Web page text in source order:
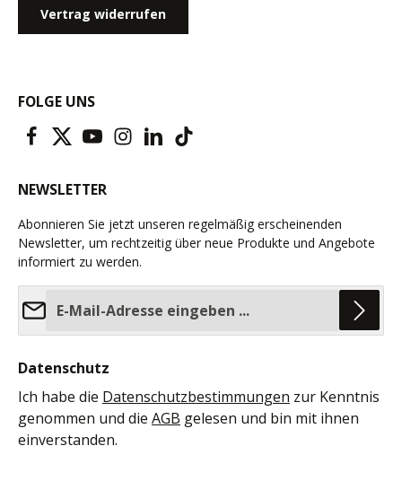
Vertrag widerrufen
FOLGE UNS
NEWSLETTER
Abonnieren Sie jetzt unseren regelmäßig erscheinenden
Newsletter, um rechtzeitig über neue Produkte und Angebote
informiert zu werden.
Datenschutz
Ich habe die Datenschutzbestimmungen zur Kenntnis
genommen und die AGB gelesen und bin mit ihnen
einverstanden.